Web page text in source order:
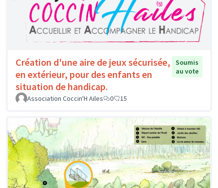
Création d'une aire de jeux sécurisée,
en extérieur, pour des enfants en
situation de handicap.
Soumis
au vote
Association Coccin'H Ailes 0 15